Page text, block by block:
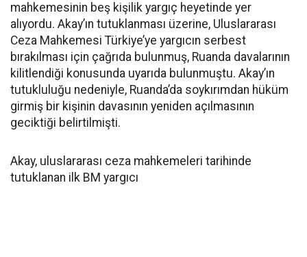
mahkemesinin beş kişilik yargıç heyetinde yer
alıyordu. Akay’ın tutuklanması üzerine, Uluslararası
Ceza Mahkemesi Türkiye’ye yargıcın serbest
bırakılması için çağrıda bulunmuş, Ruanda davalarının
kilitlendiği konusunda uyarıda bulunmuştu. Akay’ın
tutukluluğu nedeniyle, Ruanda’da soykırımdan hüküm
girmiş bir kişinin davasının yeniden açılmasının
geciktiği belirtilmişti.
Akay, uluslararası ceza mahkemeleri tarihinde
tutuklanan ilk BM yargıcı